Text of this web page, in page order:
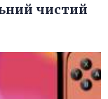
чистий